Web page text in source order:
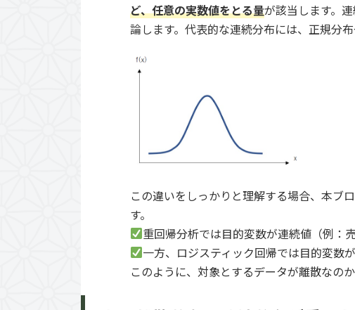
ど、任意の実数値をとる量が該当します。
論します。代表的な連続分布には、正規分
この違いをしっかりと理解する場合、本ブ
す。
重回帰分析では目的変数が連続値（例：
一方、ロジスティック回帰では目的変数
このように、対象とするデータが離散なの